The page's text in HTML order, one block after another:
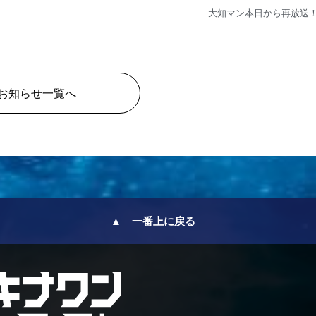
大知マン本日から再放送
知らせ一覧へ
▲ 一番上に戻る